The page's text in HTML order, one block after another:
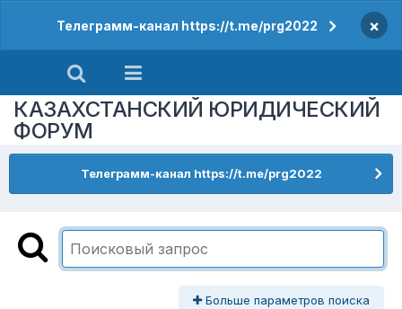
Телеграмм-канал https://t.me/prg2022 ×
КАЗАХСТАНСКИЙ ЮРИДИЧЕСКИЙ
ФОРУМ
Телеграмм-канал https://t.me/prg2022
Больше параметров поиска